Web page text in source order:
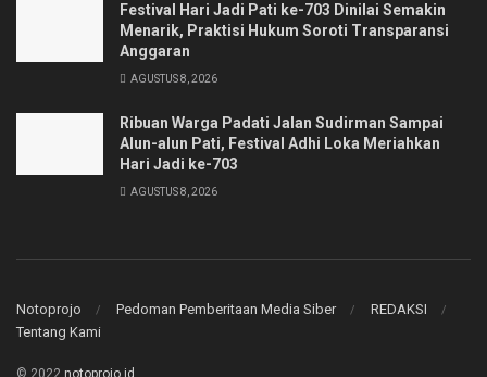
Festival Hari Jadi Pati ke-703 Dinilai Semakin
Menarik, Praktisi Hukum Soroti Transparansi
Anggaran
AGUSTUS 8, 2026
Ribuan Warga Padati Jalan Sudirman Sampai
Alun-alun Pati, Festival Adhi Loka Meriahkan
Hari Jadi ke-703
AGUSTUS 8, 2026
Notoprojo Pedoman Pemberitaan Media Siber
REDAKSI
Tentang Kami
© 2022 notoprojo.id